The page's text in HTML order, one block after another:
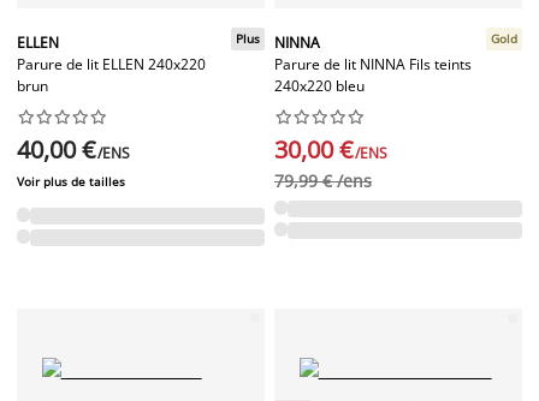
ELLEN
Parure de lit ELLEN 240x220
brun
Plus






40,00 €/ENS
Voir plus de tailles
NINNA
Parure de lit NINNA Fils teints
240x220 bleu
Gold






30,00 €/ENS
79,99 € /ens